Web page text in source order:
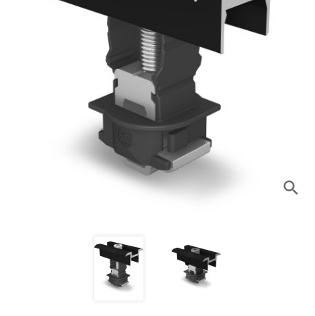
search